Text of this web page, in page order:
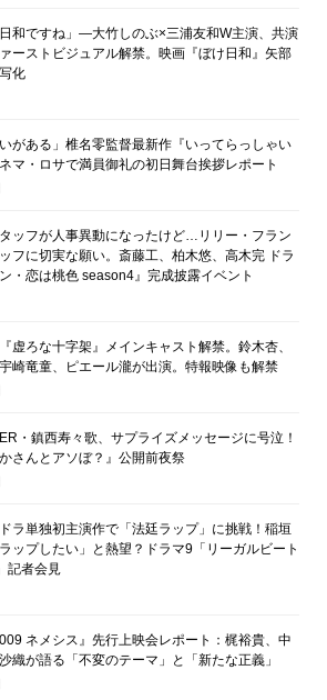
日和ですね」―大竹しのぶ×三浦友和W主演、共演
ーストビジュアル解禁。映画『ぼけ日和』矢部
化
いがある」椎名零監督最新作『いってらっしゃい
マ・ロサで満員御礼の初日舞台挨拶レポート
ッフが人事異動になったけど…リリー・フラン
フに切実な願い。斎藤工、柏木悠、高木完 ドラ
・恋は桃色 season4』完成披露イベント
虚ろな十字架』メインキャスト解禁。鈴木杏、
崎竜童、ピエール瀧が出演。特報映像も解禁
・鎮西寿々歌、サプライズメッセージに号泣！
さんとアソぼ？』公開前夜祭
ラ単独初主演作で「法廷ラップ」に挑戦！稲垣
ップしたい」と熱望？ドラマ9「リーガルビート
記者会見
009 ネメシス』先行上映会レポート：梶裕貴、中
織が語る「不変のテーマ」と「新たな正義」